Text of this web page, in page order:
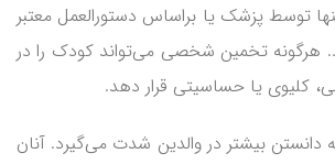
توسط پزشک یا براساس دستورالعمل معتبر
هرگونه تخمین شخصی می‌تواند کودک را در
کلیوی یا حساسیتی قرار دهد.
دانستن بیشتر در والدین شدت می‌گیرد. آنان